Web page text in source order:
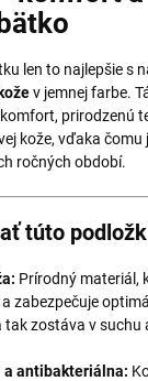
len to najlepšie s
v jemnej farbe.
prirodzenú
kože, vďaka čomu
ročných období.
túto
Prírodný materiál,
zabezpečuje
zostáva v suchu
a antibakteriálna: